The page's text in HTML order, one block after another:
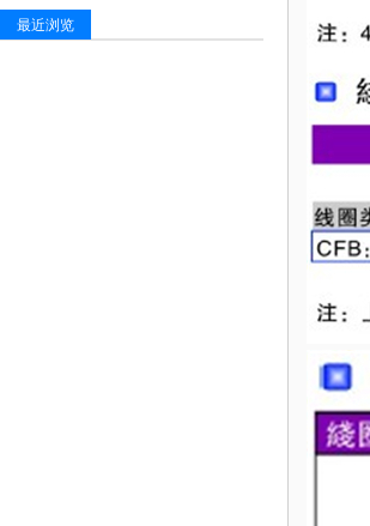
最近浏览